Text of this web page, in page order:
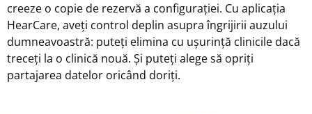
creeze o copie de rezervă a configurației. Cu aplicația
HearCare, aveți control deplin asupra îngrijirii auzului
dumneavoastră: puteți elimina cu ușurință clinicile dacă
treceți la o clinică nouă. Și puteți alege să opriți
partajarea datelor oricând doriți.